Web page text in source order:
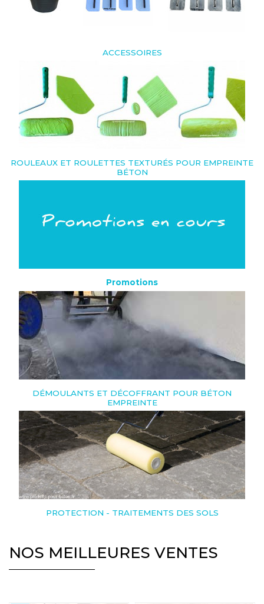
ACCESSOIRES
ROULEAUX ET ROULETTES TEXTURÉS POUR EMPREINTE
BÉTON
Promotions
DÉMOULANTS ET DÉCOFFRANT POUR BÉTON
EMPREINTE
PROTECTION - TRAITEMENTS DES SOLS
NOS MEILLEURES VENTES